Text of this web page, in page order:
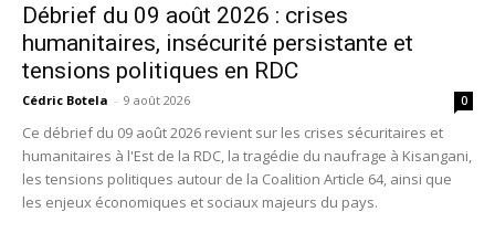
Débrief du 09 août 2026 : crises
humanitaires, insécurité persistante et
tensions politiques en RDC
Cédric Botela - 9 août 2026 0
Ce débrief du 09 août 2026 revient sur les crises sécuritaires et
humanitaires à l'Est de la RDC, la tragédie du naufrage à Kisangani,
les tensions politiques autour de la Coalition Article 64, ainsi que
les enjeux économiques et sociaux majeurs du pays.